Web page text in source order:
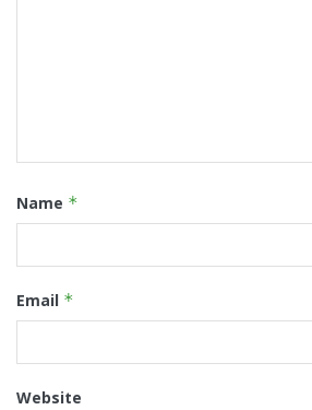
Name *
Email *
Website